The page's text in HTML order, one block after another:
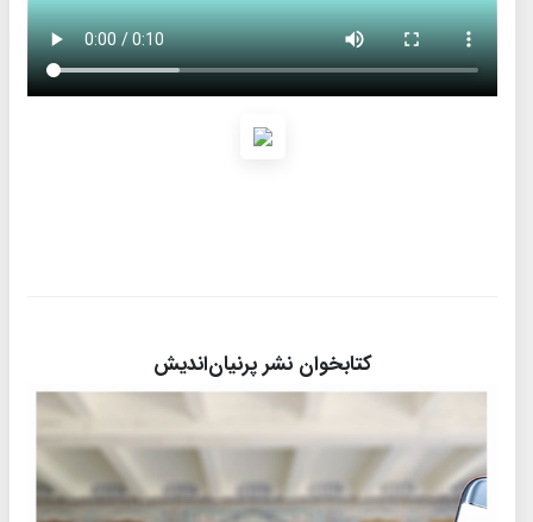
کتابخوان نشر پرنیان‌اندیش